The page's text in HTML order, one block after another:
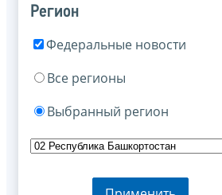
Регион
Федеральные новости
Все регионы
Выбранный регион